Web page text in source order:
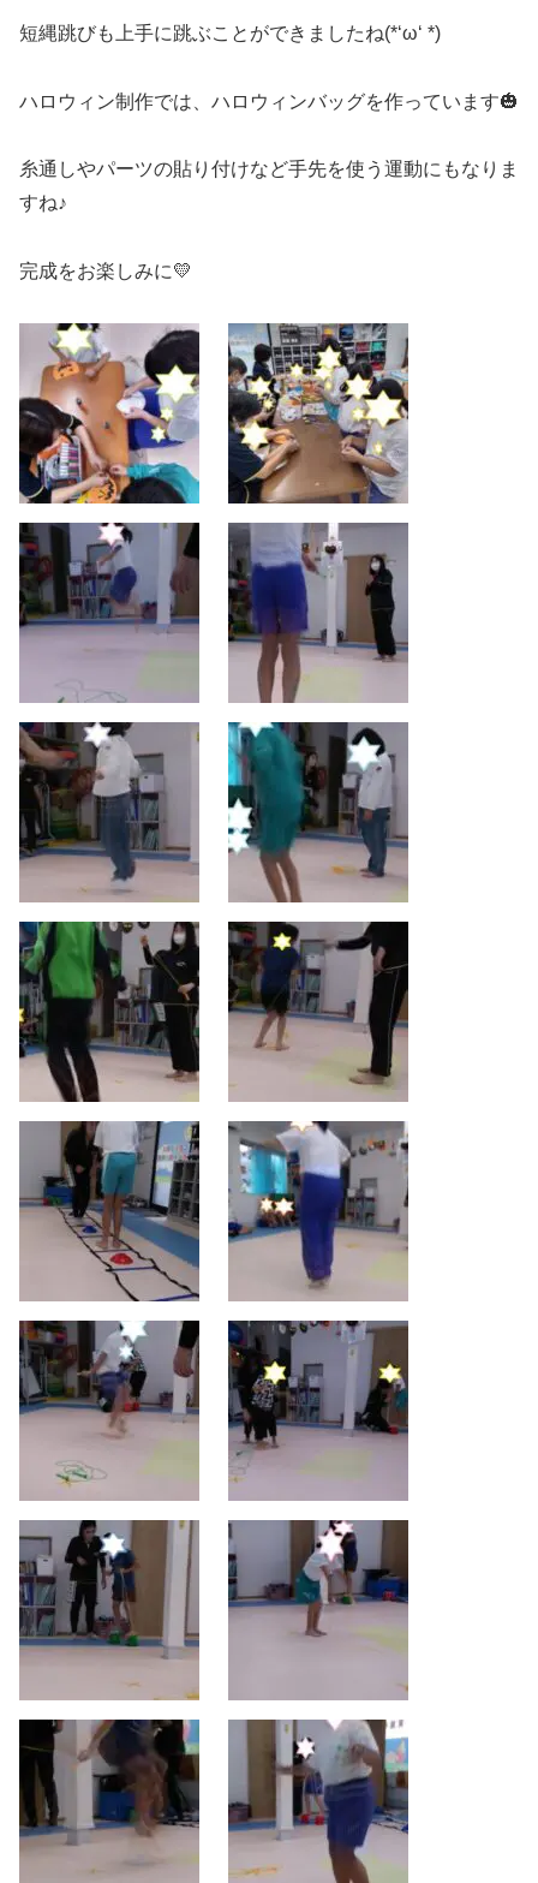
短縄跳びも上手に跳ぶことができましたね(*‘ω‘ *)
ハロウィン制作では、ハロウィンバッグを作っています🎃
糸通しやパーツの貼り付けなど手先を使う運動にもなりま
すね♪
完成をお楽しみに💛